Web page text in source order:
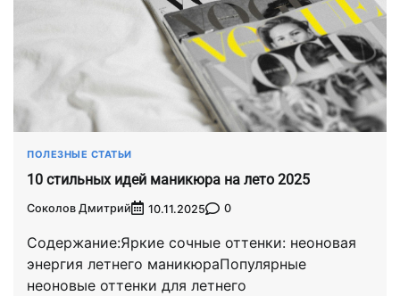
ПОЛЕЗНЫЕ СТАТЬИ
10 стильных идей маникюра на лето 2025
Соколов Дмитрий 10.11.2025 0
Содержание:Яркие сочные оттенки: неоновая
энергия летнего маникюраПопулярные
неоновые оттенки для летнего